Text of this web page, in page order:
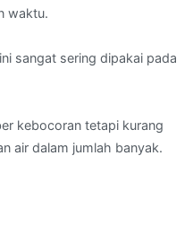
waktu.
sangat sering dipakai pada
kebocoran tetapi kurang
air dalam jumlah banyak.